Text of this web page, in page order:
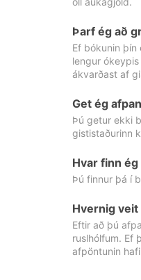
Þarf ég að
Ef bókunin
lengur
ákvarðast af
Get ég
Þú getur ekki
gististaðurinn
Hvar finn
Þú finnur þá í
Hvernig
Eftir að þú
ruslhólfum. Ef
afpöntunin